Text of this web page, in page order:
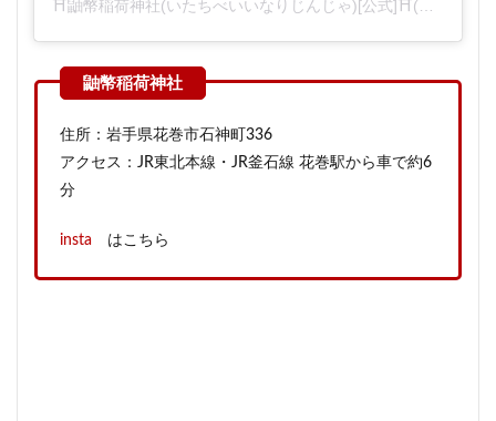
住所：岩手県花巻市石神町336
アクセス：JR東北本線・JR釜石線 花巻駅から車で約6
分
insta はこちら